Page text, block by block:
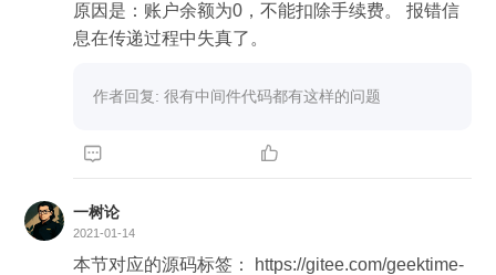
原因是：账户余额为0，不能扣除手续费。 报错信
息在传递过程中失真了。
作者回复: 很有中间件代码都有这样的问题
 
一树论
2021-01-14
本节对应的源码标签： https://gitee.com/geektime-